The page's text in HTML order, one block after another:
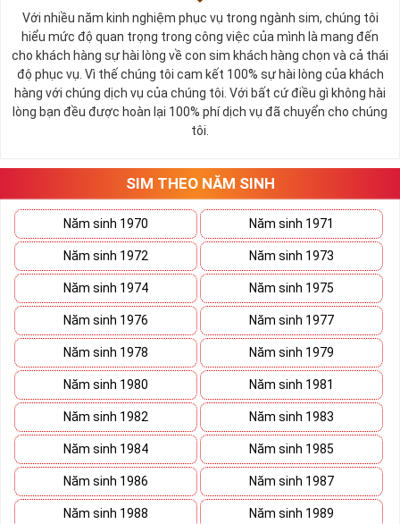
Ý nghĩa sim tứ quý 2
Theo quan niệm phong thủy
Số 2 tượng trưng cho sự cân bằng, hài hòa của âm dương và đất
trời. Sự cân bằng này giúp cho mọi việc đều thuận lợi và mang lại
nhiều may mắn trong cuộc sống và kinh doanh.
Số 2 còn biểu trưng cho lòng tốt, sự ổn định và tính hai mặt của
mọi vấn đề. Số 2 giúp cho họ có được sự lựa chọn, để đưa ra
những hướng giải quyết đúng đắn nhắt.
tứ 2 cùng xuất hiện trong một dãy số sim càng giúp cho ý nghĩa
sim tứ quýtăng lên gấp bội. Sở hữu sim Tứ Quý 2 giúp khích lệ tinh
thần người sở hữu là không sợ bất cứ điều gì mà hãy cứ làm thì
mọi điều tốt đẹp và may mắn ắt sẽ đến.
Lợi ích sim Tứ Quý 2 mang lại là gì?
Với nhiều năm kinh nghiệm phục vụ trong ngành sim, chúng tôi
hiểu mức độ quan trọng trong công việc của mình là mang đến
cho khách hàng sự hài lòng về con sim khách hàng chọn và cả thái
độ phục vụ. Vì thế chúng tôi cam kết 100% sự hài lòng của khách
hàng với chúng dịch vụ của chúng tôi. Với bất cứ điều gì không hài
lòng bạn đều được hoàn lại 100% phí dịch vụ đã chuyển cho chúng
tôi.
SIM THEO NĂM SINH
Năm sinh 1970 Năm sinh 1971
Năm sinh 1972 Năm sinh 1973
Năm sinh 1974 Năm sinh 1975
Năm sinh 1976 Năm sinh 1977
Năm sinh 1978 Năm sinh 1979
Năm sinh 1980 Năm sinh 1981
Năm sinh 1982 Năm sinh 1983
Năm sinh 1984 Năm sinh 1985
Năm sinh 1986 Năm sinh 1987
Năm sinh 1988 Năm sinh 1989